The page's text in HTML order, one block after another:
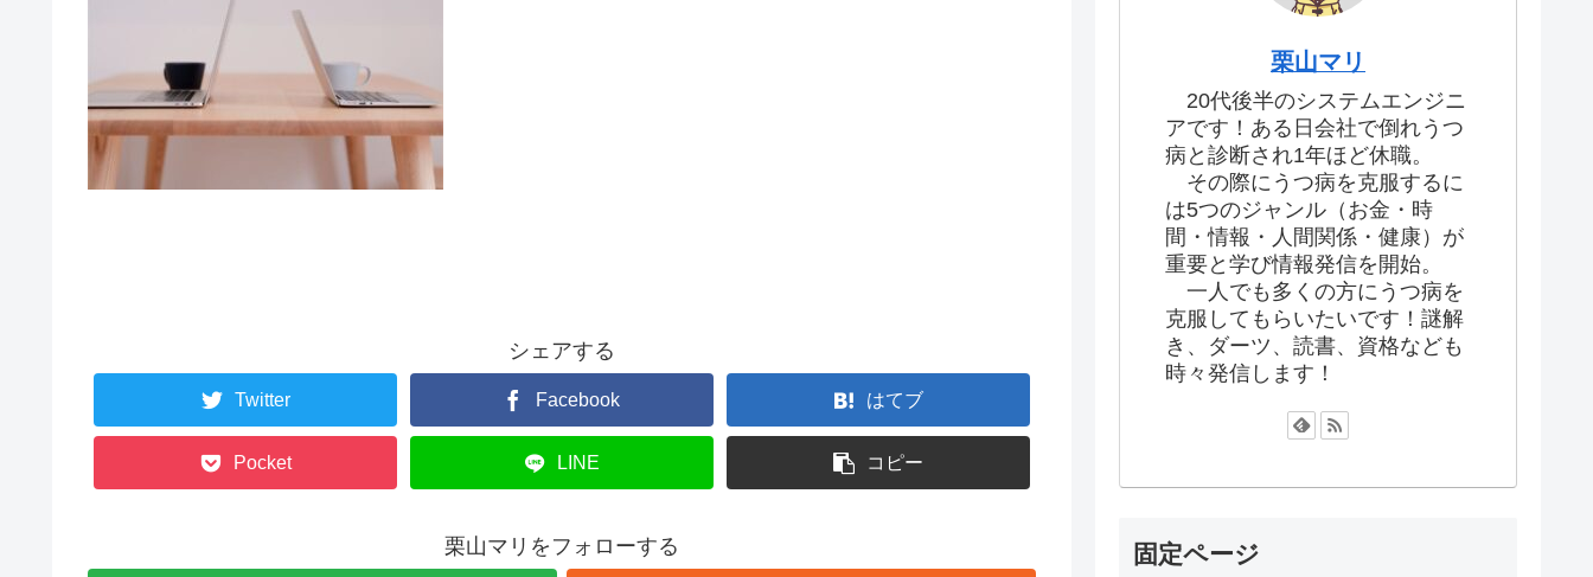
シェアする
Twitter Facebook はてブ
Pocket LINE コピー
栗山マリをフォローする
栗山マリ
20代後半のシステムエンジニ
アです！ある日会社で倒れうつ
病と診断され1年ほど休職。
その際にうつ病を克服するに
は5つのジャンル（お金・時
間・情報・人間関係・健康）が
重要と学び情報発信を開始。
一人でも多くの方にうつ病を
克服してもらいたいです！謎解
き、ダーツ、読書、資格なども
時々発信します！
固定ページ